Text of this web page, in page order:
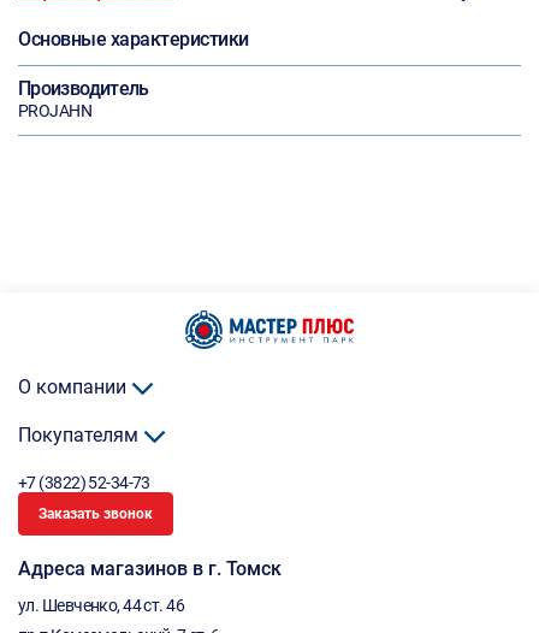
Основные характеристики
Производитель
PROJAHN
О компании
Покупателям
+7 (3822) 52-34-73
Заказать звонок
Адреса магазинов в г. Томск
ул. Шевченко, 44 ст. 46